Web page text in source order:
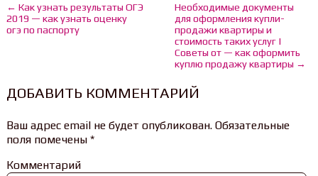
← Как узнать результаты ОГЭ
2019 — как узнать оценку
огэ по паспорту
Необходимые документы
для оформления купли-
продажи квартиры и
стоимость таких услуг |
Советы от — как оформить
куплю продажу квартиры →
ДОБАВИТЬ КОММЕНТАРИЙ
Ваш адрес email не будет опубликован.Обязательные
поля помечены *
Комментарий